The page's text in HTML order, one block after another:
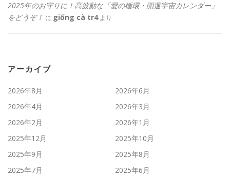
2025年のお守りに！高波動な「愛の循環・開運宇宙カレンダー」
をどうぞ！ に giống cà tr4より
アーカイブ
2026年8月
2026年6月
2026年4月
2026年3月
2026年2月
2026年1月
2025年12月
2025年10月
2025年9月
2025年8月
2025年7月
2025年6月